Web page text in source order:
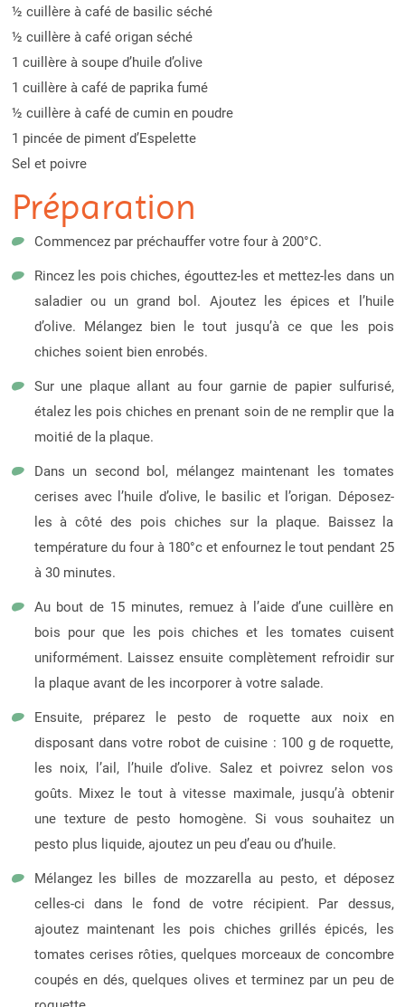
½ cuillère à café de basilic séché
½ cuillère à café origan séché
1 cuillère à soupe d’huile d’olive
1 cuillère à café de paprika fumé
½ cuillère à café de cumin en poudre
1 pincée de piment d’Espelette
Sel et poivre
Préparation
Commencez par préchauffer votre four à 200°C.
Rincez les pois chiches, égouttez-les et mettez-les dans un
saladier ou un grand bol. Ajoutez les épices et l’huile
d’olive. Mélangez bien le tout jusqu’à ce que les pois
chiches soient bien enrobés.
Sur une plaque allant au four garnie de papier sulfurisé,
étalez les pois chiches en prenant soin de ne remplir que la
moitié de la plaque.
Dans un second bol, mélangez maintenant les tomates
cerises avec l’huile d’olive, le basilic et l’origan. Déposez-
les à côté des pois chiches sur la plaque. Baissez la
température du four à 180°c et enfournez le tout pendant 25
à 30 minutes.
Au bout de 15 minutes, remuez à l’aide d’une cuillère en
bois pour que les pois chiches et les tomates cuisent
uniformément. Laissez ensuite complètement refroidir sur
la plaque avant de les incorporer à votre salade.
Ensuite, préparez le pesto de roquette aux noix en
disposant dans votre robot de cuisine : 100 g de roquette,
les noix, l’ail, l’huile d’olive. Salez et poivrez selon vos
goûts. Mixez le tout à vitesse maximale, jusqu’à obtenir
une texture de pesto homogène. Si vous souhaitez un
pesto plus liquide, ajoutez un peu d’eau ou d’huile.
Mélangez les billes de mozzarella au pesto, et déposez
celles-ci dans le fond de votre récipient. Par dessus,
ajoutez maintenant les pois chiches grillés épicés, les
tomates cerises rôties, quelques morceaux de concombre
coupés en dés, quelques olives et terminez par un peu de